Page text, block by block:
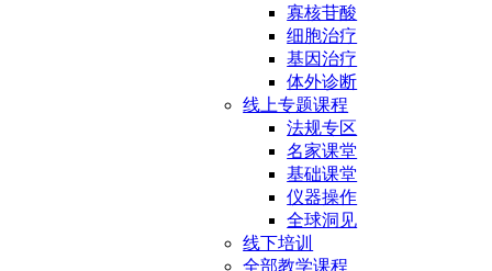
寡核苷酸
细胞治疗
基因治疗
体外诊断
线上专题课程
法规专区
名家课堂
基础课堂
仪器操作
全球洞见
线下培训
全部教学课程